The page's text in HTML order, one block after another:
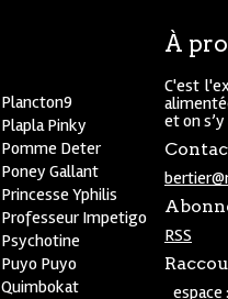
À
C'est
et on
RSS
espace
Plancton9
Plapla Pinky
Pomme Deter
Poney Gallant
Princesse Yphilis
Professeur Impetigo
Psychotine
Puyo Puyo
Quimbokat